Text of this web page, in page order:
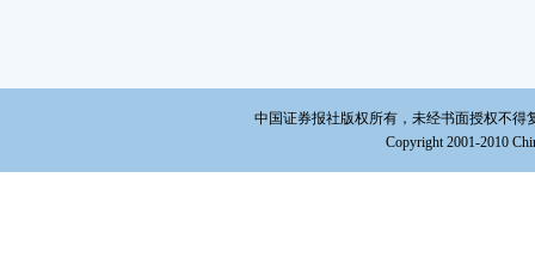
第七届董事会第十四次会议决议公告
中国证券报社版权所有，未经书面授权不得
Copyright 2001-2010